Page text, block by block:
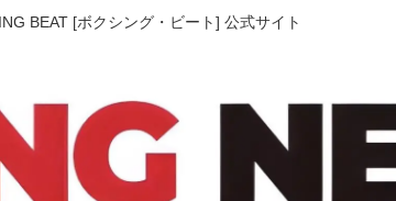
BEAT [ボクシング・ビート] 公式サイト